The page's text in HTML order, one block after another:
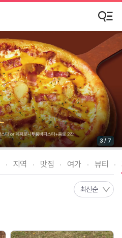
3 / 7
지역 맛집 여가 뷰티
최신순